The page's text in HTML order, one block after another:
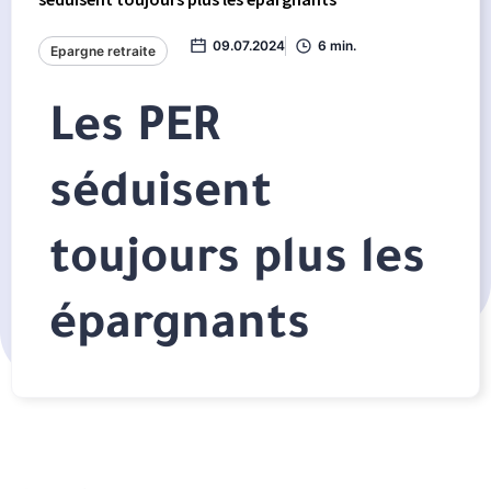
Epargne retraite 09.07.2024 6 min.
Les PER
séduisent
toujours plus les
épargnants